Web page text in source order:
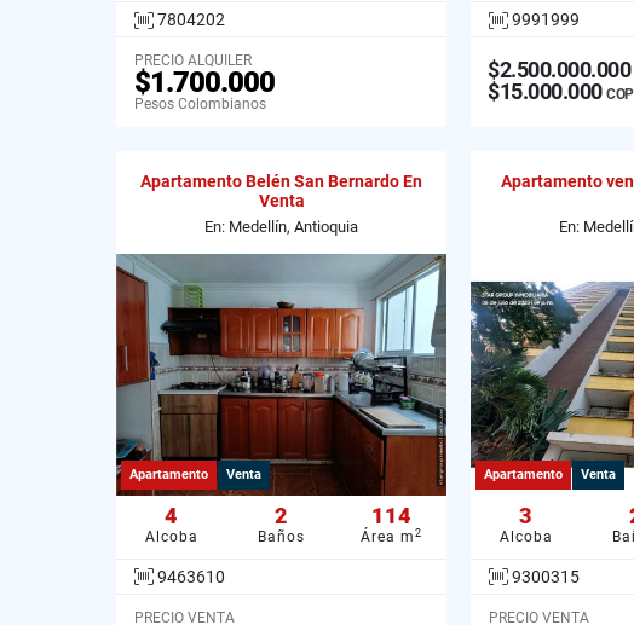
7804202
PRECIO ALQUILER
$1.700.000
Pesos Colombianos
9991999
$2.500.000.000
$15.000.000
Apartamento Belén San Bernardo En
Venta
En: Medellín, Antioquia
Apartamento Venta
4
Alcoba
2
Baños
114
Área m 2
9463610
PRECIO VENTA
Apartamento
En:
Apartamento Venta
3
Alcoba
9300315
PRECIO VENTA